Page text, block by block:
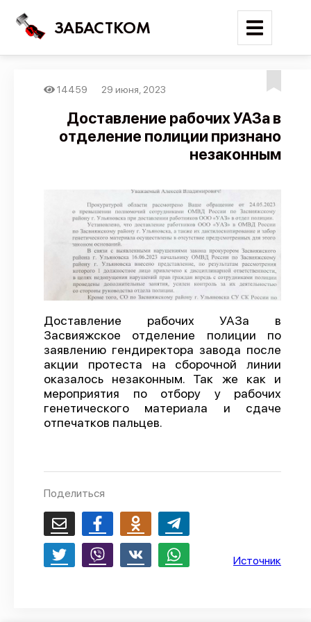
ЗАБАСТКОМ
Поиск
Карта событий
Трудовые конфликты
Отчеты
Предложить публикацию
Справочник
О проекте
Политика конфиденциальности
14459 29 июня, 2023
Доставление рабочих УАЗа в
отделение полиции признано
незаконным
Доставление рабочих УАЗа в
Засвияжское отделение полиции по
заявлению гендиректора завода после
акции протеста на сборочной линии
оказалось незаконным. Так же как и
мероприятия по отбору у рабочих
генетического материала и сдаче
отпечатков пальцев.
Поделиться
Источник